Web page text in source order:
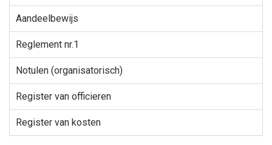
Aandeelbewijs
Reglement nr.1
Notulen (organisatorisch)
Register van officieren
Register van kosten